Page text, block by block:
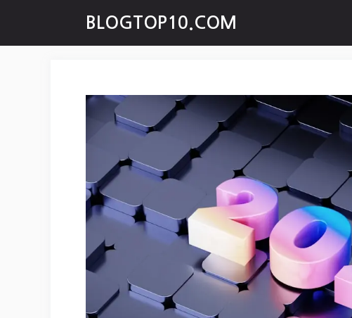
content
BLOGTOP10.COM